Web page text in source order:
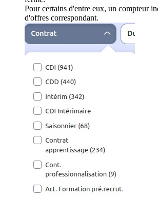
Pour certains d'entre eux, un compteur
d'offres correspondant.